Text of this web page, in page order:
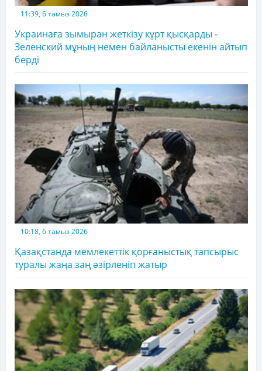
11:39, 6 тамыз 2026
Украинаға зымыран жеткізу күрт қысқарды -
Зеленский мұның немен байланысты екенін айтып
берді
10:18, 6 тамыз 2026
Қазақстанда мемлекеттік қорғаныстық тапсырыс
туралы жаңа заң әзірленіп жатыр